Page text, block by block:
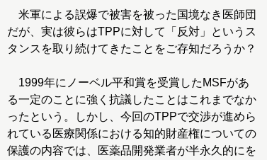
米軍による誤爆で被害を被った国境なき医師団
だが、実は彼らはTPPに対して「反対」というス
タンスを取り続けてきたことをご存知だろうか？
1999年にノーベル平和賞を受賞したMSFがあ
る一定のことに強く抗議したことはこれまでなか
ったという。しかし、今回のTPPで交渉が進めら
れている医療関係における知的財産権についての
保護の内容では、医薬品開発業者が半永久的にを